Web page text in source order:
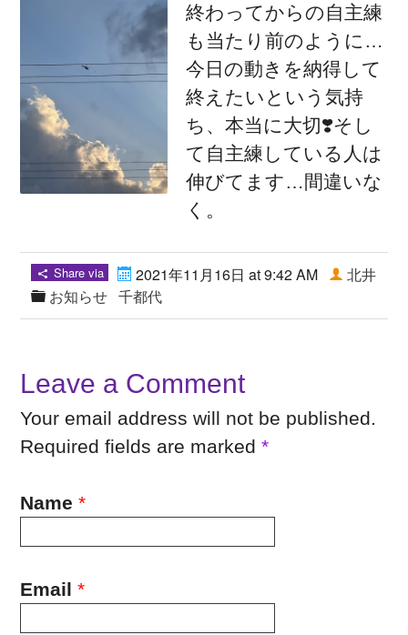
終わってからの自主練
も当たり前のように…
今日の動きを納得して
終えたいという気持
ち、本当に大切❣️そし
て自主練している人は
伸びてます…間違いな
く。
Share via
2021年11月16日 at 9:42 AM
お知らせ
北井
千都代
Leave a Comment
Your email address will not be published.
Required fields are marked*
Name *
Email *